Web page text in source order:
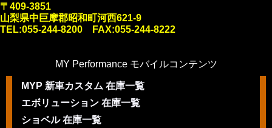
〒409-3851
山梨県中巨摩郡昭和町河西621-9
TEL:055-244-8200 FAX:055-244-8222
MY Performance モバイルコンテンツ
MYP 新車カスタム 在庫一覧
エボリューション 在庫一覧
ショベル 在庫一覧